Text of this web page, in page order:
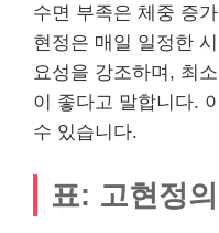
수면 부족은 체중 증
현정은 매일 일정한
요성을 강조하며, 최
이 좋다고 말합니다.
수 있습니다.
표: 고현정